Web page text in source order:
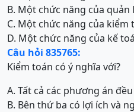
B. Một chức năng của quản
C. Một chức năng của kiểm
D. Một chức năng của kế
Câu hỏi 835765:
Kiểm toán có ý nghĩa với?
A. Tất cả các phương án
B. Bên thứ ba có lợi ích và